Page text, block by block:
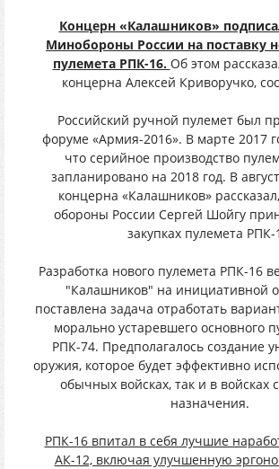
Концерн «Калашников»
Минобороны России на поставку
пулемета РПК-16. Об этом
концерна Алексей Криворучко,
Российский ручной пулемет был
форуме «Армия-2016». В марте 2017
что серийное производство
запланировано на 2018 год. В
концерна «Калашников»
обороны России Сергей Шойгу
закупках пулемета РПК-
Разработка нового пулемета РПК-16
"Калашников" на инициативной
поставлена задача отработать
морально устаревшего основного
РПК-74. Предполагалось создание
оружия, которое будет эффективно
обычных войсках, так и в войсках
назначения.
РПК-16 впитал в себя лучшие
АК-12, включая улучшенную